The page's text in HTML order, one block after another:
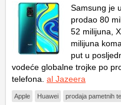
Samsung je
prodao 80
52 milijuna,
milijuna
put u
vodeće globalne trojke po
telefona. al Jazeera
Apple Huawei prodaja pametnih